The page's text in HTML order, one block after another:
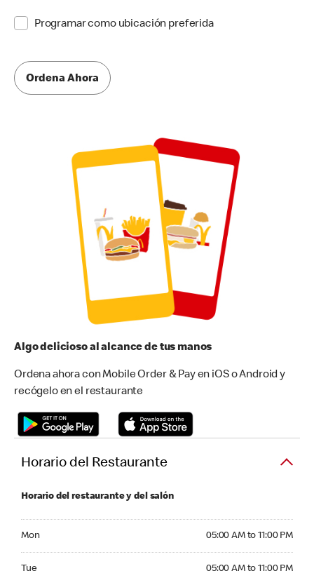
Programar como ubicación preferida
Ordena Ahora
Algo delicioso al alcance de tus manos
Ordena ahora con Mobile Order & Pay en iOS o Android y
recógelo en el restaurante
Horario del Restaurante
Horario del restaurante y del salón
Mon 05:00 AM to 11:00 PM
Tue 05:00 AM to 11:00 PM